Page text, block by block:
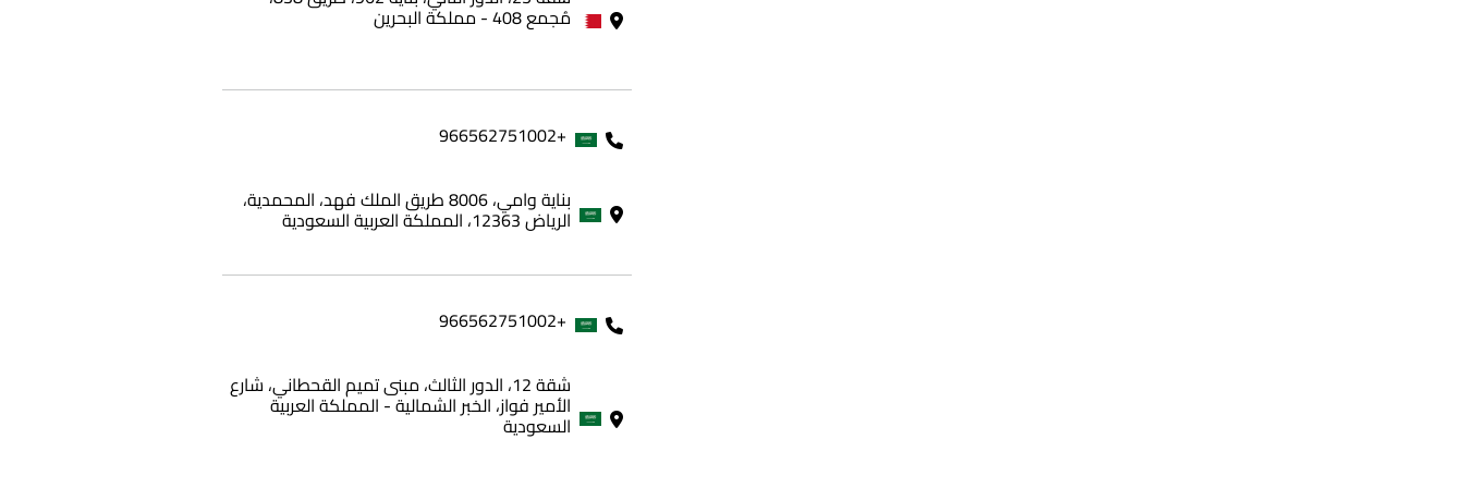
مُجمع 408 - مملكة البحرين
+966562751002
بناية وامي، 8006 طريق الملك فهد، المحمدية،
الرياض 12363، المملكة العربية السعودية
+966562751002
شقة 12، الدور الثالث، مبنى تميم القحطاني، شارع
الأمير فواز، الخبر الشمالية - المملكة العربية
السعودية